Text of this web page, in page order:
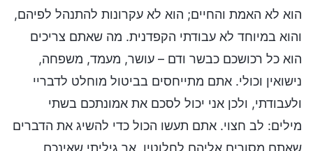
הוא לא האמת והחיים; הוא לא עקרונות להתנהל לפיהם,
והוא במיוחד לא עבודתי הקפדנית. מה שאתם צריכים
הוא כל רכושכם כבשר ודם – עושר, מעמד, משפחה,
נישואין וכולי. אתם מתייחסים בביטול מוחלט לדבריי
ולעבודתי, ולכן אני יכול לסכם את אמונתכם בשתי
מילים: לב חצוי. אתם תעשו הכול כדי להשיג את הדברים
שאתם מסורים אליהם לחלוטין, אך גיליתי שאינכם